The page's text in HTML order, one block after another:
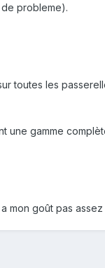
probleme).
toutes les
une gamme
mon goût pas assez